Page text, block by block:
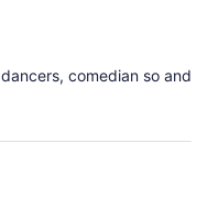
comedian so and